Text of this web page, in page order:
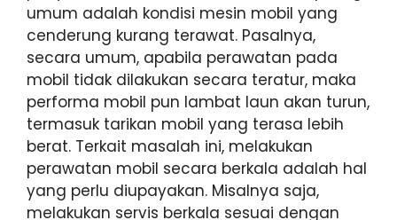
umum adalah kondisi mesin mobil yang
cenderung kurang terawat. Pasalnya,
secara umum, apabila perawatan pada
mobil tidak dilakukan secara teratur, maka
performa mobil pun lambat laun akan turun,
termasuk tarikan mobil yang terasa lebih
berat. Terkait masalah ini, melakukan
perawatan mobil secara berkala adalah hal
yang perlu diupayakan. Misalnya saja,
melakukan servis berkala sesuai dengan